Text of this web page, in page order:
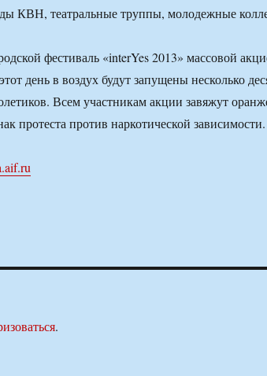
КВН, театральные труппы, молодежные
фестиваль «interYes 2013» массовой
день в воздух будут запущены несколько
Всем участникам акции завяжут
протеста против наркотической зависимости.
.